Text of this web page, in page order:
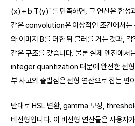
(x) + b T(y)`를 만족하면, 그 연산은 합성
같은 convolution은 이상적인 조건에서는
와 이미지 B를 더한 뒤 블러를 거는 것과, 각
같은 구조를 갖습니다. 물론 실제 엔진에
integer quantization 때문에 완전한 선형
부 사고의 출발점은 선형 연산으로 잡는 편
반대로 HSL 변환, gamma 보정,
비선형입니다. 이 비선형 연산들은 사용자